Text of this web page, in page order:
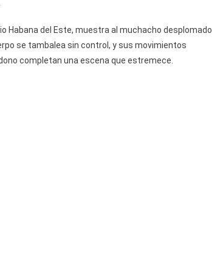
Habana del Este, muestra al muchacho desplomado
se tambalea sin control, y sus movimientos
completan una escena que estremece.